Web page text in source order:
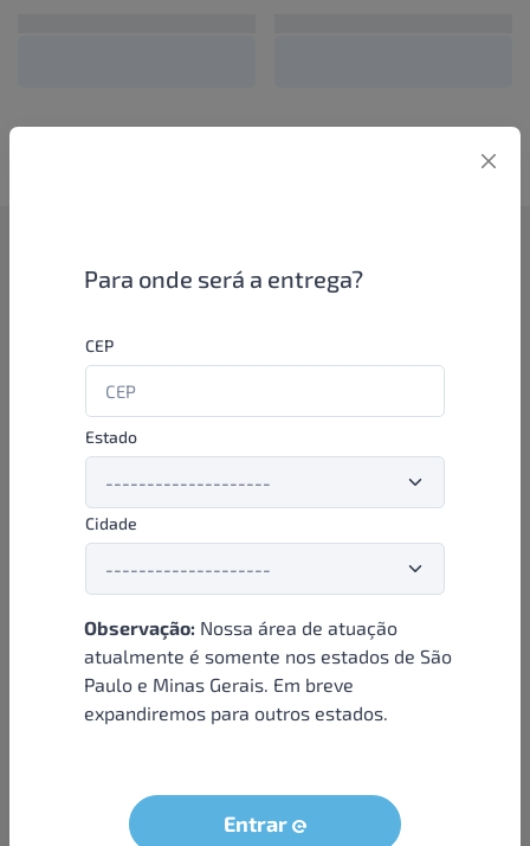
Para onde será a entrega?
CEP
Estado
Cidade
Observação: Nossa área de atuação
atualmente é somente nos estados de São
Paulo e Minas Gerais. Em breve
expandiremos para outros estados.
Entrar
Como funciona
aproveitar as promoções e ofertas direto das indústrias de
beleza e higiene em nossa plataforma. E o melhor: você continua
comprando de seus distribuidores parceiros e encontra novos
distribuidores para comprar cada vez com mais praticidade e
agilidade. Aproveite!
Formas de pagamento
Institucional
Sobre nós
Condições e termos
Seja um parceiro
LGPD - Solicitação dos dados do titular